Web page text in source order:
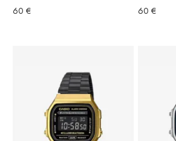
60 € 60 €